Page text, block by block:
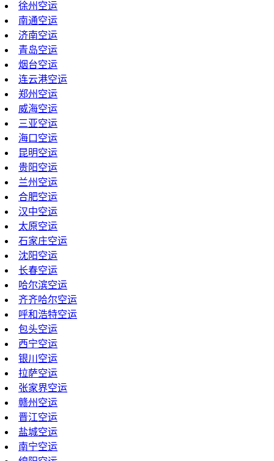
徐州空运
南通空运
济南空运
青岛空运
烟台空运
连云港空运
郑州空运
威海空运
三亚空运
海口空运
昆明空运
贵阳空运
兰州空运
合肥空运
汉中空运
太原空运
石家庄空运
沈阳空运
长春空运
哈尔滨空运
齐齐哈尔空运
呼和浩特空运
包头空运
西宁空运
银川空运
拉萨空运
张家界空运
赣州空运
晋江空运
盐城空运
南宁空运